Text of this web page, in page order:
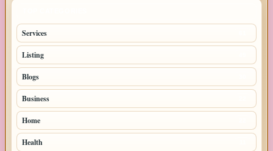
Services
Listing
Blogs
Business
Home
Health